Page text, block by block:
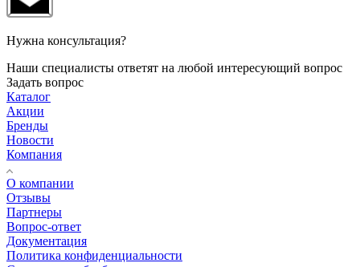
Нужна консультация?
Наши специалисты ответят на любой интересующий вопрос
Задать вопрос
Каталог
Акции
Бренды
Новости
Компания
О компании
Отзывы
Партнеры
Вопрос-ответ
Документация
Политика конфиденциальности